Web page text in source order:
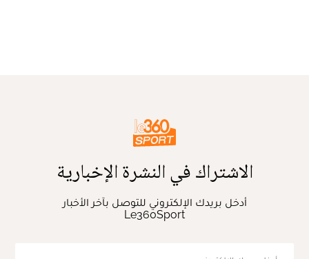
الاشتراك في النشرة الإخبارية
أدخل بريدك الإلكتروني للتوصل بآخر الأخبار
Le360Sport